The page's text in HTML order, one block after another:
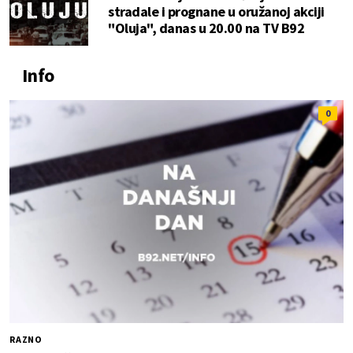
stradale i prognane u oružanoj akciji
"Oluja", danas u 20.00 na TV B92
Info
0
RAZNO